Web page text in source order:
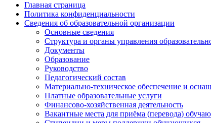
Главная страница
Политика конфиденциальности
Сведения об образовательной организации
Основные сведения
Структура и органы управления
Документы
Образование
Руководство
Педагогический состав
Материально-техническое обеспечение и
Платные образовательные услуги
Финансово-хозяйственная деятельность
Вакантные места для приёма (перевода)